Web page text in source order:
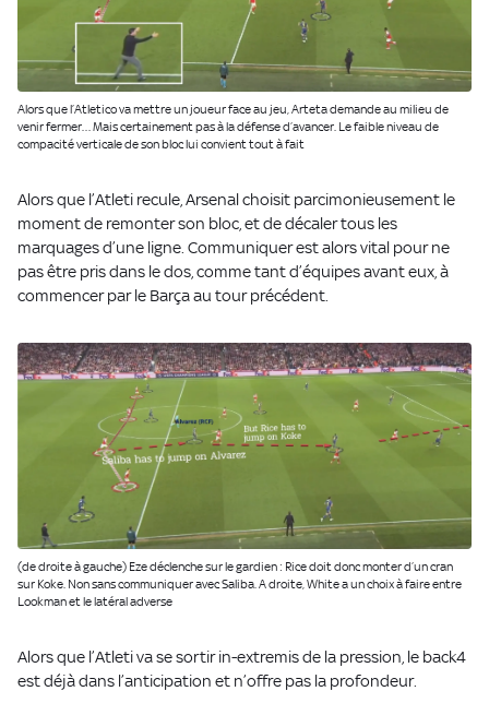
Alors que l’Atletico va mettre un joueur face au jeu, Arteta demande au milieu de
venir fermer… Mais certainement pas à la défense d’avancer. Le faible niveau de
compacité verticale de son bloc lui convient tout à fait
Alors que l’Atleti recule, Arsenal choisit parcimonieusement le
moment de remonter son bloc, et de décaler tous les
marquages d’une ligne. Communiquer est alors vital pour ne
pas être pris dans le dos, comme tant d’équipes avant eux, à
commencer par le Barça au tour précédent.
(de droite à gauche) Eze déclenche sur le gardien : Rice doit donc monter d’un cran
sur Koke. Non sans communiquer avec Saliba. A droite, White a un choix à faire entre
Lookman et le latéral adverse
Alors que l’Atleti va se sortir in-extremis de la pression, le back4
est déjà dans l’anticipation et n’offre pas la profondeur.